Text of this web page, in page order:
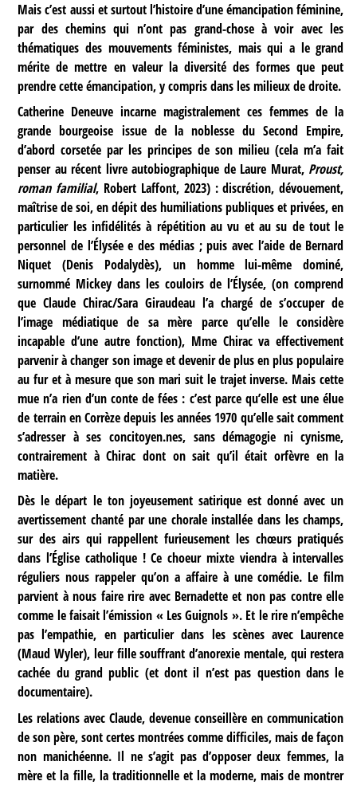
Mais c’est aussi et surtout l’histoire d’une émancipation féminine,
par des chemins qui n’ont pas grand-chose à voir avec les
thématiques des mouvements féministes, mais qui a le grand
mérite de mettre en valeur la diversité des formes que peut
prendre cette émancipation, y compris dans les milieux de droite.
Catherine Deneuve incarne magistralement ces femmes de la
grande bourgeoise issue de la noblesse du Second Empire,
d’abord corsetée par les principes de son milieu (cela m’a fait
penser au récent livre autobiographique de Laure Murat, Proust,
roman familial, Robert Laffont, 2023) : discrétion, dévouement,
maîtrise de soi, en dépit des humiliations publiques et privées, en
particulier les infidélités à répétition au vu et au su de tout le
personnel de l’Élysée e des médias ; puis avec l’aide de Bernard
Niquet (Denis Podalydès), un homme lui-même dominé,
surnommé Mickey dans les couloirs de l’Élysée, (on comprend
que Claude Chirac/Sara Giraudeau l’a chargé de s’occuper de
l’image médiatique de sa mère parce qu’elle le considère
incapable d’une autre fonction), Mme Chirac va effectivement
parvenir à changer son image et devenir de plus en plus populaire
au fur et à mesure que son mari suit le trajet inverse. Mais cette
mue n’a rien d’un conte de fées : c’est parce qu’elle est une élue
de terrain en Corrèze depuis les années 1970 qu’elle sait comment
s’adresser à ses concitoyen.nes, sans démagogie ni cynisme,
contrairement à Chirac dont on sait qu’il était orfèvre en la
matière.
Dès le départ le ton joyeusement satirique est donné avec un
avertissement chanté par une chorale installée dans les champs,
sur des airs qui rappellent furieusement les chœurs pratiqués
dans l’Église catholique ! Ce choeur mixte viendra à intervalles
réguliers nous rappeler qu’on a affaire à une comédie. Le film
parvient à nous faire rire avec Bernadette et non pas contre elle
comme le faisait l’émission « Les Guignols ». Et le rire n’empêche
pas l’empathie, en particulier dans les scènes avec Laurence
(Maud Wyler), leur fille souffrant d’anorexie mentale, qui restera
cachée du grand public (et dont il n’est pas question dans le
documentaire).
Les relations avec Claude, devenue conseillère en communication
de son père, sont certes montrées comme difficiles, mais de façon
non manichéenne. Il ne s’agit pas d’opposer deux femmes, la
mère et la fille, la traditionnelle et la moderne, mais de montrer